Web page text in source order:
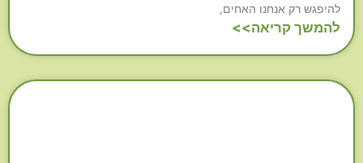
להיפגש רק אנחנו האחים,
להמשך קריאה>>